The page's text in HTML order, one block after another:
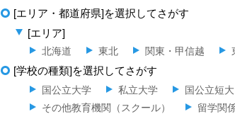
[エリア・都道府県]を選択してさがす
[エリア]
北海道 東北 関東・甲信越
[学校の種類]を選択してさがす
国公立大学 私立大学 国公立短大
その他教育機関（スクール）
留学関